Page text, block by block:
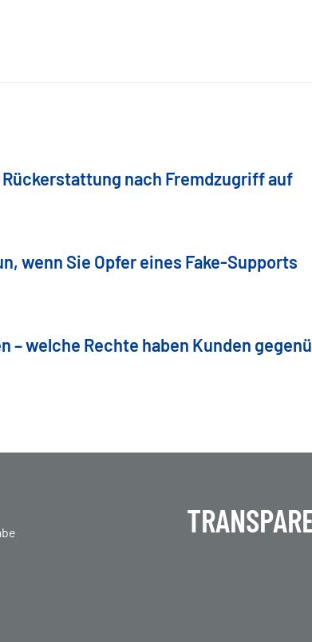
nach Fremdzugriff auf
wenn Sie Opfer eines Fake-Supports
welche Rechte haben Kunden